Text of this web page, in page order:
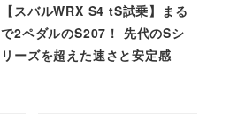
【スバルWRX S4 tS試乗】まる
で2ペダルのS207！ 先代のSシ
リーズを超えた速さと安定感